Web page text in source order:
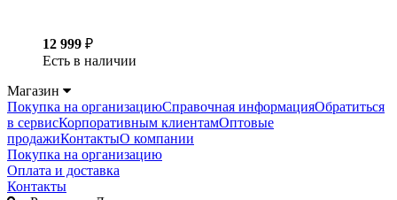
12 999 ₽
Есть в наличии
Магазин
Покупка на организациюСправочная информацияОбратиться
в сервисКорпоративным клиентамОптовые
продажиКонтактыО компании
Покупка на организацию
Оплата и доставка
Контакты